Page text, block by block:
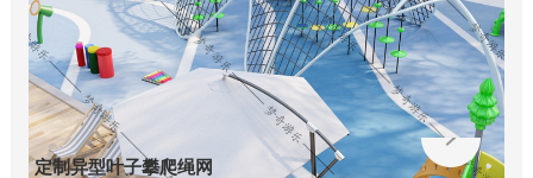
定制异型叶子攀爬绳网